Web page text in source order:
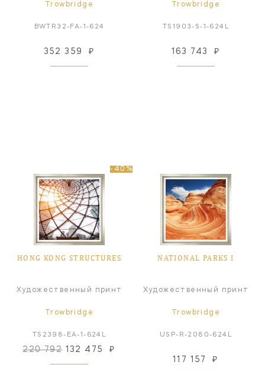
Trowbridge
BWTR32-FA-1-624
352 359 ₽
Trowbridge
TS1903-S-1-624L
163 743 ₽
-40%
HONG KONG STRUCTURES
Художественный принт
Trowbridge
TS2398-EA-1-624L
220 792132 475 ₽
NATIONAL PARKS I
Художественный принт
Trowbridge
USP-R-2080-624L
117 157 ₽